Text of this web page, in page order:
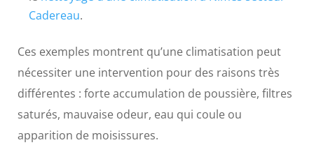
Cadereau.
Ces exemples montrent qu’une climatisation peut
nécessiter une intervention pour des raisons très
différentes : forte accumulation de poussière, filtres
saturés, mauvaise odeur, eau qui coule ou
apparition de moisissures.